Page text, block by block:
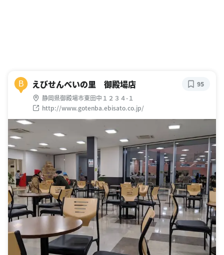
B えびせんべいの里 御殿場店
静岡県御殿場市東田中１２３４-１
http://www.gotenba.ebisato.co.jp/
95